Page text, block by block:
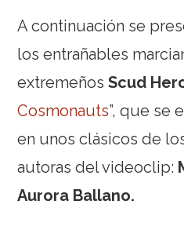
A continuación se
los entrañables
extremeñosScud
Cosmonauts”, que se
en unos clásicos de
autoras del videoclip:
Aurora Ballano.